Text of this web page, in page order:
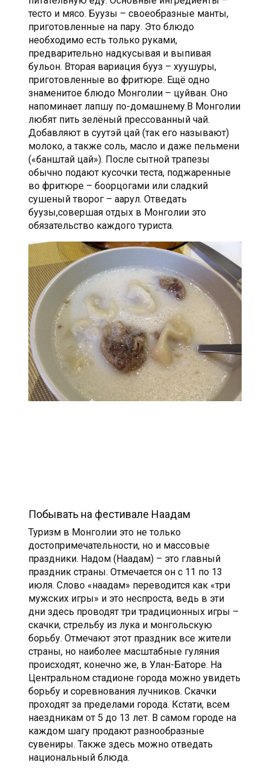
тесто и мясо. Буузы – своеобразные манты,
приготовленные на пару. Это блюдо
необходимо есть только руками,
предварительно надкусывая и выпивая
бульон. Вторая вариация бууз – хуушуры,
приготовленные во фритюре. Ещё одно
знаменитое блюдо Монголии – цуйван. Оно
напоминает лапшу по-домашнему.В Монголии
любят пить зелёный прессованный чай.
Добавляют в суутэй цай (так его называют)
молоко, а также соль, масло и даже пельмени
(«банштай цай»). После сытной трапезы
обычно подают кусочки теста, поджаренные
во фритюре – боорцогами или сладкий
сушеный творог – аарул. Отведать
буузы,совершая отдых в Монголии это
обязательство каждого туриста.
Побывать на фестивале Наадам
Туризм в Монголии это не только
достопримечательности, но и массовые
праздники. Надом (Наадам) – это главный
праздник страны. Отмечается он с 11 по 13
июля. Слово «наадам» переводится как «три
мужских игры» и это неспроста, ведь в эти
дни здесь проводят три традиционных игры –
скачки, стрельбу из лука и монгольскую
борьбу. Отмечают этот праздник все жители
страны, но наиболее масштабные гуляния
происходят, конечно же, в Улан-Баторе. На
Центральном стадионе города можно увидеть
борьбу и соревнования лучников. Скачки
проходят за пределами города. Кстати, всем
наездникам от 5 до 13 лет. В самом городе на
каждом шагу продают разнообразные
сувениры. Также здесь можно отведать
национальный блюда.